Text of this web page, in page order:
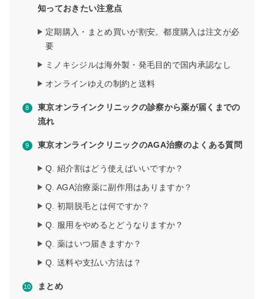
知っておきたい注意点
定期購入・まとめ買いが割安。都度購入は注文が必
要
ミノキシジルは海外製・発毛目的で国内承認なし
オンラインゆえの制約と送料
東京オンラインクリニックの診察から薬が届くまでの
流れ
東京オンラインクリニックのAGA治療のよくある質問
Q. 紹介割はどう使えばいいですか？
Q. AGA治療薬に副作用はありますか？
Q. 初期脱毛とは何ですか？
Q. 服用をやめるとどうなりますか？
Q. 薬はいつ届きますか？
Q. 送料や支払い方法は？
まとめ